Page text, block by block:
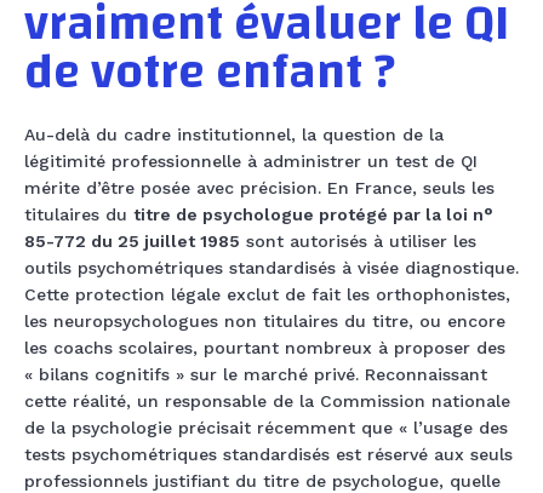
vraiment évaluer le QI
de votre enfant ?
Au-delà du cadre institutionnel, la question de la
légitimité professionnelle à administrer un test de QI
mérite d’être posée avec précision. En France, seuls les
titulaires du titre de psychologue protégé par la loi n°
85-772 du 25 juillet 1985 sont autorisés à utiliser les
outils psychométriques standardisés à visée diagnostique.
Cette protection légale exclut de fait les orthophonistes,
les neuropsychologues non titulaires du titre, ou encore
les coachs scolaires, pourtant nombreux à proposer des
« bilans cognitifs » sur le marché privé. Reconnaissant
cette réalité, un responsable de la Commission nationale
de la psychologie précisait récemment que « l’usage des
tests psychométriques standardisés est réservé aux seuls
professionnels justifiant du titre de psychologue, quelle